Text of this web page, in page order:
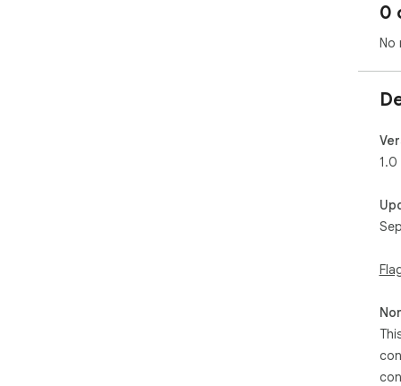
   * 一键双语阅读： 告别繁琐操作，一键开启沉浸式双语
   * 精准智能翻译： 采用业界领先的在线翻译引擎，译文
以
   * 全语言支持： 能够自动识别网页语言，并将其翻译成
中
段
   * 语言学习者： 希望通过阅读原版材料来提升外语水平
   * 职场人士与研究者： 需要快速阅读和理解外语报告、
新
   * 海外文化探索者： 对全球不同文化、科技、生活方式
0
No
1.0